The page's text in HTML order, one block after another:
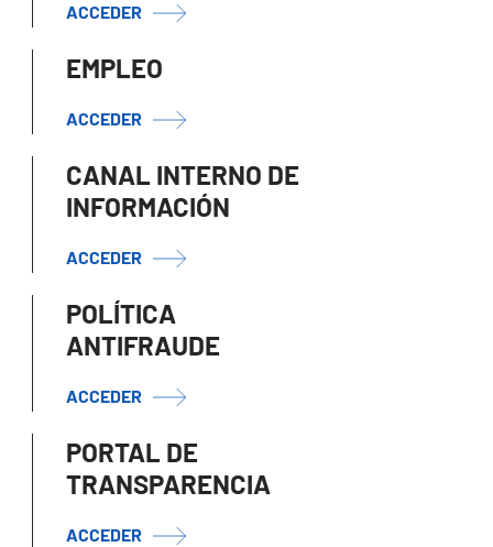
ACCEDER
EMPLEO
ACCEDER
CANAL INTERNO DE
INFORMACIÓN
ACCEDER
POLÍTICA
ANTIFRAUDE
ACCEDER
PORTAL DE
TRANSPARENCIA
ACCEDER